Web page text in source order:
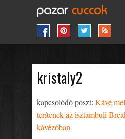
kristaly2
kapcsolódó poszt: Kávé
terítenek az isztambuli
kávézóban